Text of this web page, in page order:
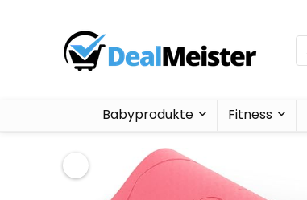
Babyprodukte Fitness